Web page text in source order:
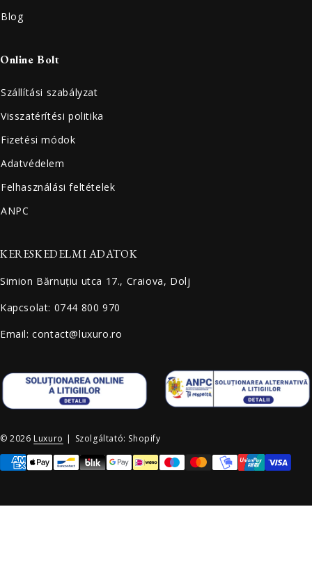
Blog
Online Bolt
Szállítási szabályzat
Visszatérítési politika
Fizetési módok
Adatvédelem
Felhasználási feltételek
ANPC
KERESKEDELMI ADATOK
Simion Bărnuțiu utca 17., Craiova, Dolj
Kapcsolat: 0744 800 970
Email: contact@luxuro.ro
© 2026 Luxuro | Szolgáltató: Shopify
Fizetési módok